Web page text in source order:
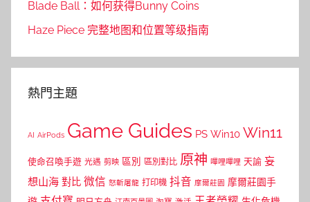
Blade Ball：如何获得Bunny Coins
Haze Piece 完整地图和位置等级指南
熱門主題
AI AirPods Game Guides PS Win10 Win11
使命召喚手遊 光遇 剪映 區別 區別對比 原神 嗶哩嗶哩 天諭 妄
想山海 對比 微信 怒斬屠龍 打印機 抖音 摩爾莊園 摩爾莊園手